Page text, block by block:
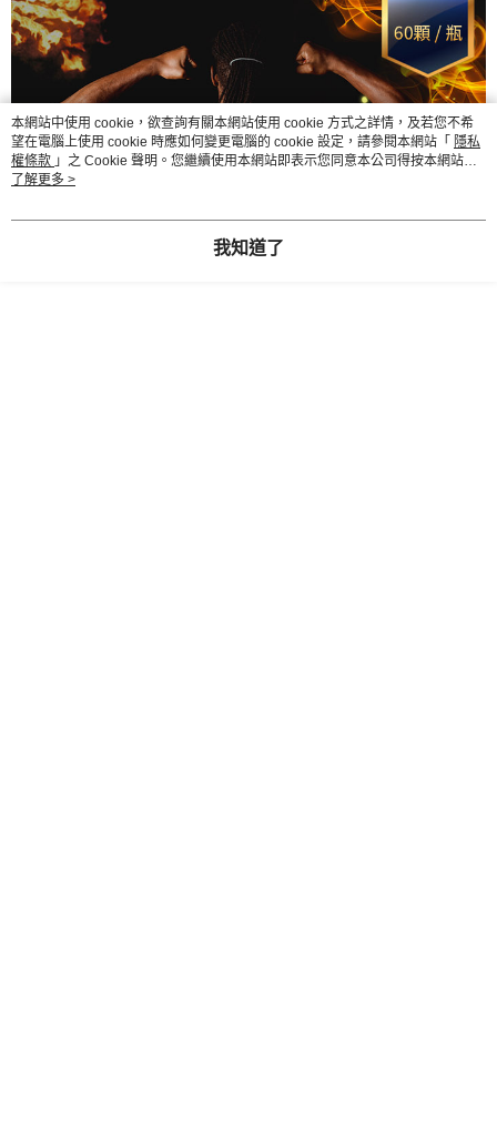
宅配
每筆NT$120，滿NT$1,000(含以上)免運費
本網站中使用 cookie，欲查詢有關本網站使用 cookie 方式之詳情，及若您不希
望在電腦上使用 cookie 時應如何變更電腦的 cookie 設定，請參閱本網站「 隱私
權條款 」之 Cookie 聲明。您繼續使用本網站即表示您同意本公司得按本網站使
用條款之 Cookie 聲明使用 cookie。
了解更多 >
我知道了